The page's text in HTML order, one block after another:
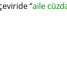
“aile